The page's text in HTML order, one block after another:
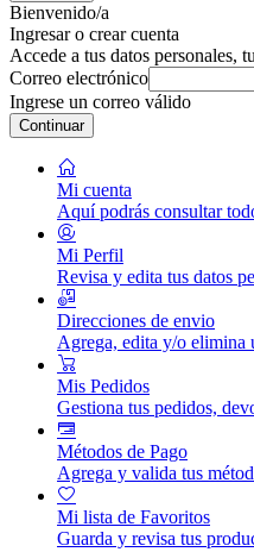
Bienvenido/a
Ingresar o crear cuenta
Accede a tus datos personales,
Correo electrónico
Ingrese un correo válido
Continuar
Mi cuenta
Aquí podrás consultar
Mi Perfil
Revisa y edita tus datos
Direcciones de envio
Agrega, edita y/o elimina
Mis Pedidos
Gestiona tus pedidos,
Métodos de Pago
Agrega y valida tus
Mi lista de Favoritos
Guarda y revisa tus